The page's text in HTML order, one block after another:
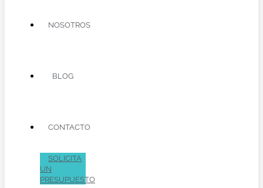
NOSOTROS
BLOG
CONTACTO
SOLICITA
UN
PRESUPUESTO